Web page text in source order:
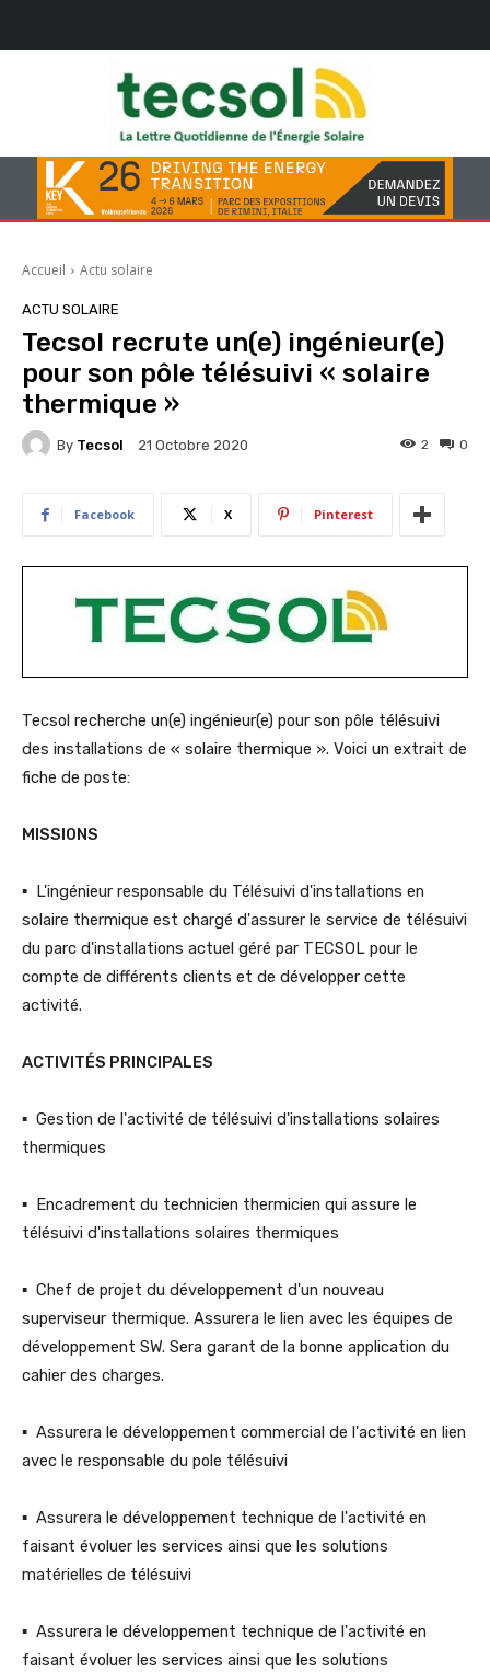
Accueil Actu solaire
ACTU SOLAIRE
Tecsol recrute un(e) ingénieur(e)
pour son pôle télésuivi « solaire
thermique »
By Tecsol 21 Octobre 2020 0
2
Facebook X Pinterest
Tecsol recherche un(e) ingénieur(e) pour son pôle télésuivi
des installations de « solaire thermique ». Voici un extrait de
fiche de poste:
MISSIONS
▪ L'ingénieur responsable du Télésuivi d'installations en
solaire thermique est chargé d'assurer le service de télésuivi
du parc d'installations actuel géré par TECSOL pour le
compte de différents clients et de développer cette
activité.
ACTIVITÉS PRINCIPALES
▪ Gestion de l'activité de télésuivi d'installations solaires
thermiques
▪ Encadrement du technicien thermicien qui assure le
télésuivi d'installations solaires thermiques
▪ Chef de projet du développement d'un nouveau
superviseur thermique. Assurera le lien avec les équipes de
développement SW. Sera garant de la bonne application du
cahier des charges.
▪ Assurera le développement commercial de l'activité en lien
avec le responsable du pole télésuivi
▪ Assurera le développement technique de l'activité en
faisant évoluer les services ainsi que les solutions
matérielles de télésuivi
▪ Assurera le développement technique de l'activité en
faisant évoluer les services ainsi que les solutions